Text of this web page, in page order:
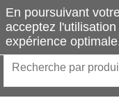
En poursuivant
acceptez
expérience